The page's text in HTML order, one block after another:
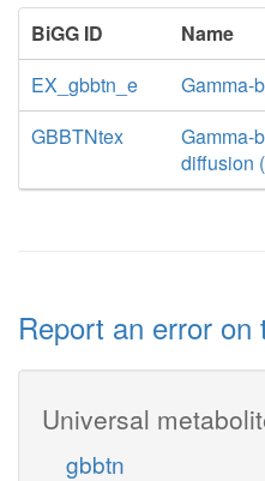
BiGG ID
Name
EX_gbbtn_e
Gamma-
GBBTNtex
Gamma-
diffusion
Report an error on
Universal
gbbtn